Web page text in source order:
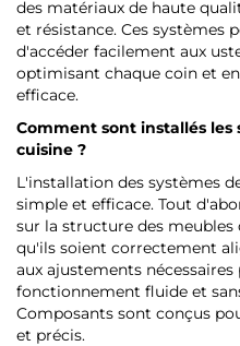
des matériaux de haute
et résistance. Ces systèmes
d'accéder facilement aux
optimisant chaque coin et
efficace.
Comment sont installés
cuisine ?
L'installation des systèmes
simple et efficace. Tout
sur la structure des meubles
qu'ils soient correctement
aux ajustements
fonctionnement fluide et
Composants sont conçus
et précis.